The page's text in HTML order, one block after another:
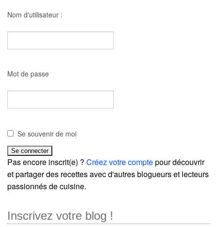
Nom d'utilisateur :
Mot de passe
Se souvenir de moi
Pas encore inscrit(e) ? Créez votre comptepour découvrir
et partager des recettes avec d'autres blogueurs et lecteurs
passionnés de cuisine.
Inscrivez votre blog !